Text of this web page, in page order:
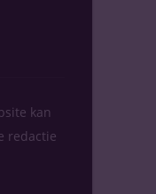
kan
redactie